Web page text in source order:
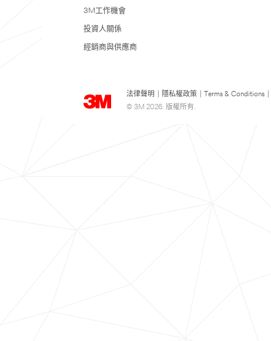
3M工作機會
投資人關係
經銷商與供應商
法律聲明 隱私權政策 Terms & Conditions
© 3M 2026. 版權所有.